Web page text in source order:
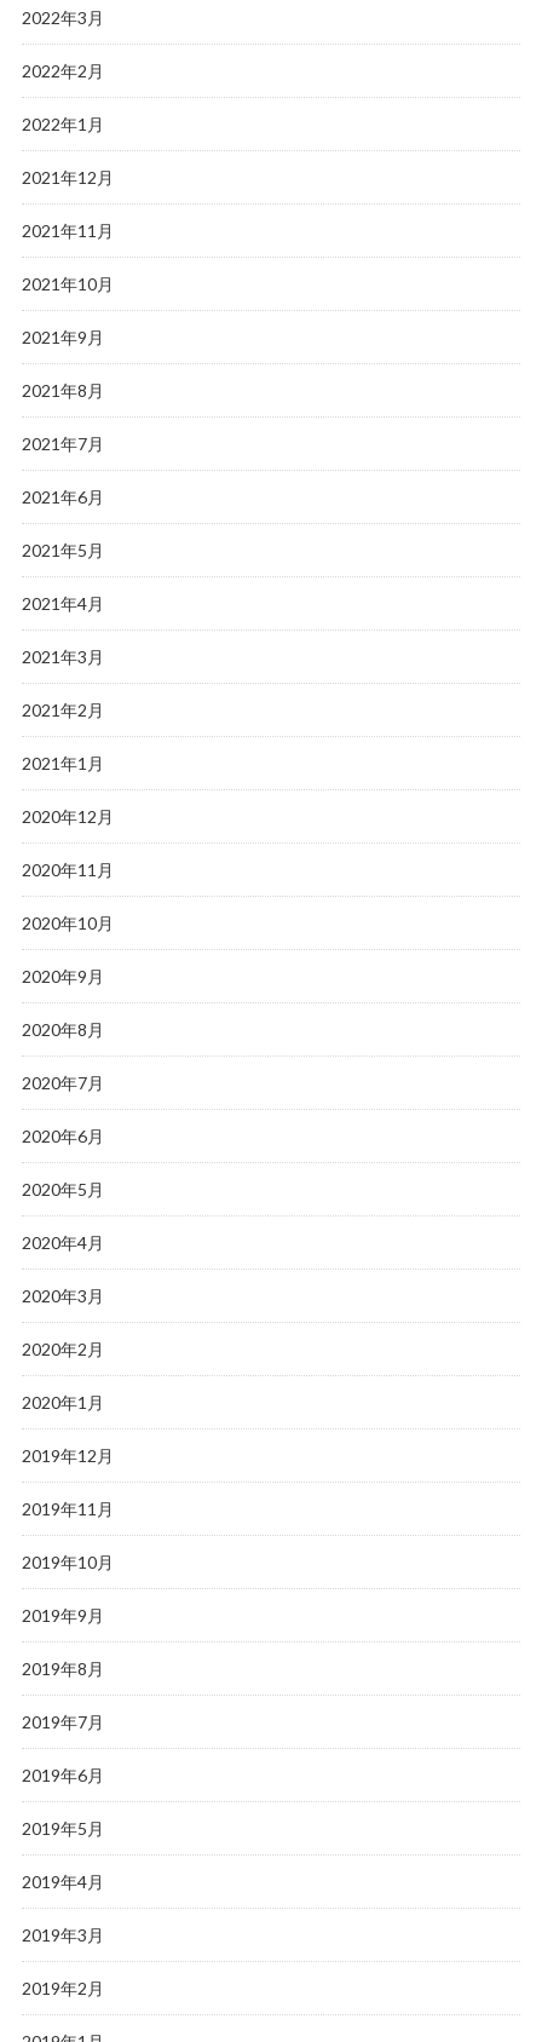
2022年3月
2022年2月
2022年1月
2021年12月
2021年11月
2021年10月
2021年9月
2021年8月
2021年7月
2021年6月
2021年5月
2021年4月
2021年3月
2021年2月
2021年1月
2020年12月
2020年11月
2020年10月
2020年9月
2020年8月
2020年7月
2020年6月
2020年5月
2020年4月
2020年3月
2020年2月
2020年1月
2019年12月
2019年11月
2019年10月
2019年9月
2019年8月
2019年7月
2019年6月
2019年5月
2019年4月
2019年3月
2019年2月